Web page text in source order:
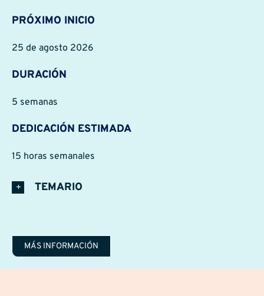
PRÓXIMO INICIO
25 de agosto 2026
DURACIÓN
5 semanas
DEDICACIÓN ESTIMADA
15 horas semanales
TEMARIO
MÁS INFORMACIÓN